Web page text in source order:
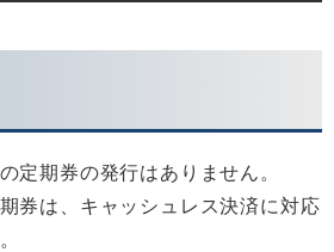
定期券の発行はありません。
券は、キャッシュレス決済に対応